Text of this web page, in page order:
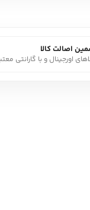
اصالت کالا
اورجینال و با گارانتی